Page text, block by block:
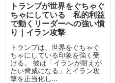
トランプが世界をぐちゃぐ
ちゃにしている 私的利益
で動くリーダーへの強い憤
り｜イラン攻撃
トランプは、世界をぐちゃぐ
ちゃにしている印象を強く受
ける。 彼は「イランが耐えが
たい脅威になる」とイラン攻
撃を正当化し...